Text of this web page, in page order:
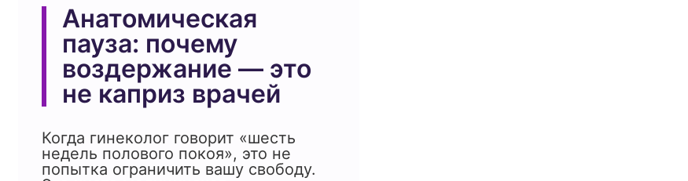
Анатомическая
пауза: почему
воздержание — это
не каприз врачей
Когда гинеколог говорит «шесть
недель полового покоя», это не
попытка ограничить вашу свободу.